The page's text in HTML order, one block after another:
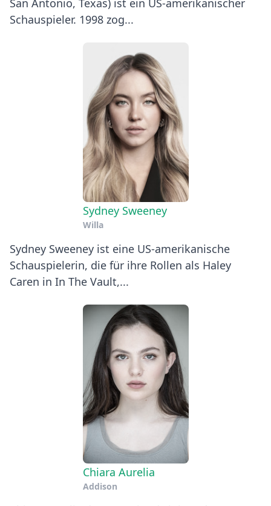
San Antonio, Texas) ist ein US-amerikanischer
Schauspieler. 1998 zog...
Sydney Sweeney
Willa
Sydney Sweeney ist eine US-amerikanische
Schauspielerin, die für ihre Rollen als Haley
Caren in In The Vault,...
Chiara Aurelia
Addison